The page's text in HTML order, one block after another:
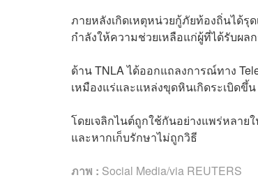
ภายหลังเกิดเหตุหน่วยกู้ภัยท้องถิ่นได้รุ
กำลังให้ความช่วยเหลือแก่ผู้ที่ได้รับผล
ด้าน TNLA ได้ออกแถลงการณ์ทาง
เหมืองแร่และแหล่งขุดหินเกิดระเบิดขึ้
โดยเจลิกไนต์ถูกใช้กันอย่างแพร่หลาย
และหากเก็บรักษาไม่ถูกวิธี
ภาพ : Social Media/via REUTERS